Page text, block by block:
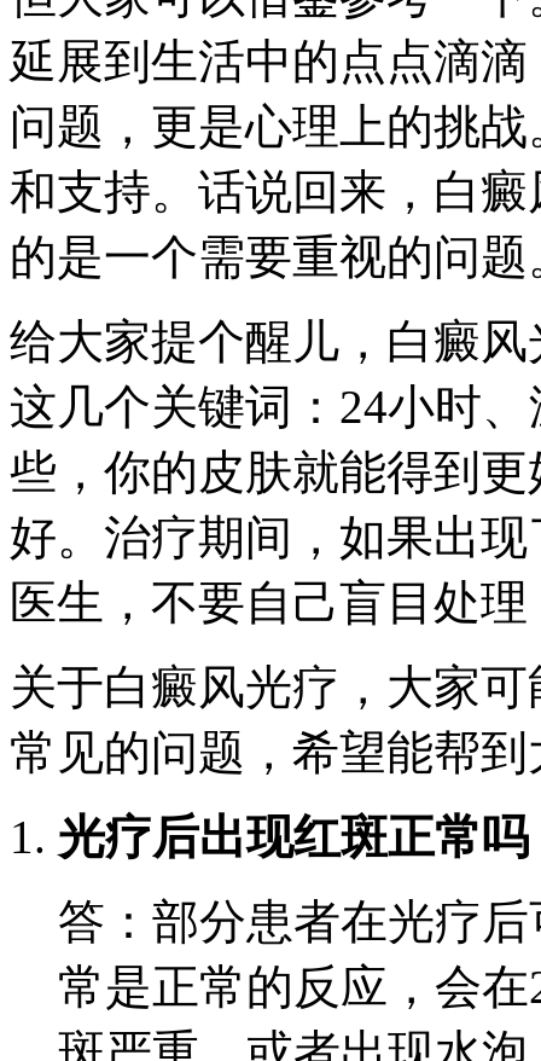
延展到生活中的点点滴
问题，更是心理上的挑
和支持。话说回来，白
的是一个需要重视的问题
给大家提个醒儿，白癜
这几个关键词：24小时
些，你的皮肤就能得到
好。治疗期间，如果出
医生，不要自己盲目处
关于白癜风光疗，大家
常见的问题，希望能帮到
光疗后出现红斑正常吗
答：部分患者在光疗
常是正常的反应，会